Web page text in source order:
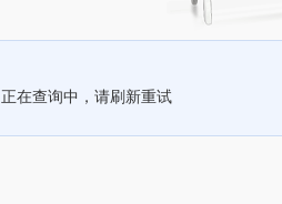
正在查询中，请刷新重试